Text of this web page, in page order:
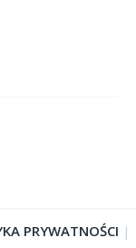
PRYWATNOŚCI |